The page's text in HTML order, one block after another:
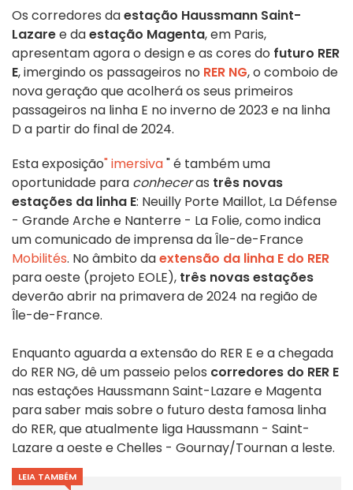
Os corredores daestação Haussmann Saint-
Lazaree daestação Magenta, em Paris,
apresentam agora o design e as cores do futuro RER
E, imergindo os passageiros no RER NG, o comboio de
nova geração que acolherá os seus primeiros
passageiros na linha E no inverno de 2023 e na linha
D a partir do final de 2024.
Esta exposição"imersiva" é também uma
oportunidade para conheceras três novas
estações da linha E: Neuilly Porte Maillot, La Défense
- Grande Arche e Nanterre - La Folie, como indica
um comunicado de imprensa da Île-de-France
Mobilités. No âmbito daextensão da linha E do RER
para oeste (projeto EOLE), três novas estações
deverão abrir na primavera de 2024 na região de
Île-de-France.
Enquanto aguarda a extensão do RER E e a chegada
do RER NG, dê um passeio pelos corredores do RER E
nas estações Haussmann Saint-Lazare e Magenta
para saber mais sobre o futuro desta famosa linha
do RER, que atualmente liga Haussmann - Saint-
Lazare a oeste e Chelles - Gournay/Tournan a leste.
LEIA TAMBÉM